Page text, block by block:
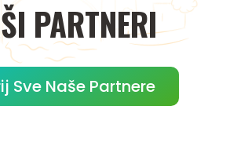
PARTNERI
Sve Naše Partnere